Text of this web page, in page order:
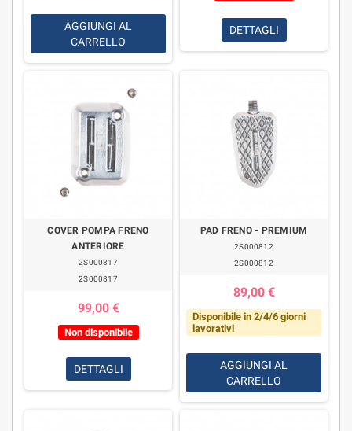
AGGIUNGI AL
CARRELLO
DETTAGLI
COVER POMPA FRENO
ANTERIORE
2S000817
2S000817
99,00 €
Non disponibile
DETTAGLI
PAD FRENO - PREMIUM
2S000812
2S000812
89,00 €
Disponibile in 2/4/6 giorni
lavorativi
AGGIUNGI AL
CARRELLO